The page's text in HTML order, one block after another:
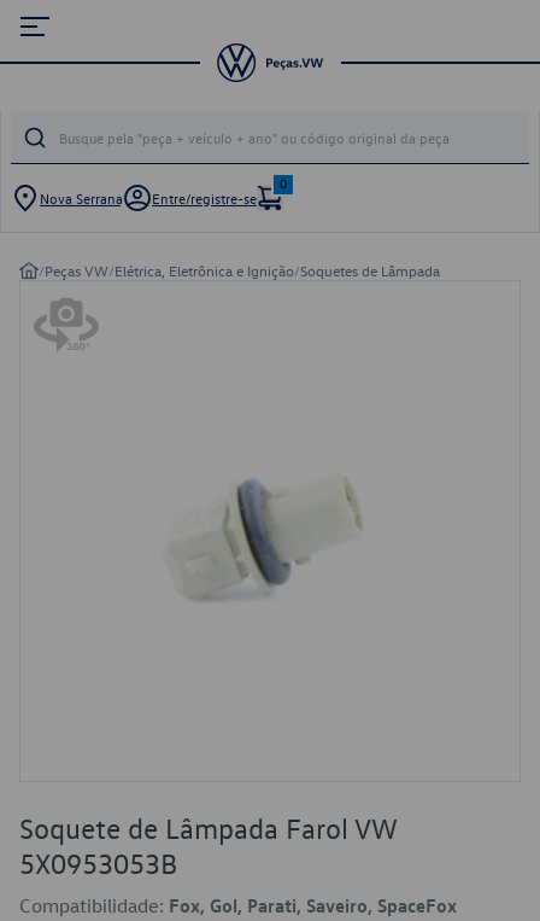
Nova Serrana Entre/registre-se
0
/Peças VW/Elétrica, Eletrônica e Ignição/Soquetes de Lâmpada
Soquete de Lâmpada Farol VW
5X0953053B
Compatibilidade: Fox, Gol, Parati, Saveiro, SpaceFox